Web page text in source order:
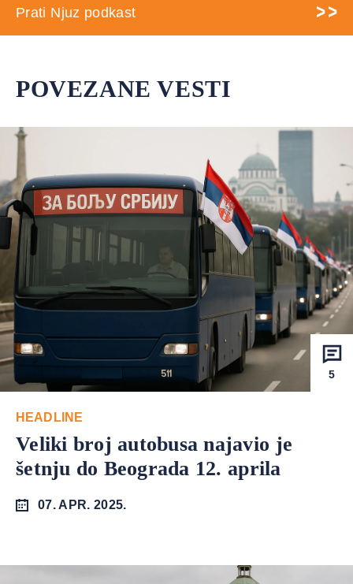
Prati Njuz podkast
POVEZANE VESTI
5
HEADLINE
Veliki broj autobusa najavio je
šetnju do Beograda 12. aprila
07. APR. 2025.